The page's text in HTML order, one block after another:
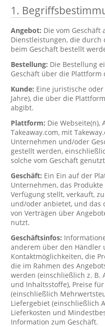
1.
Angebot: Die vom Geschäft
Dienstleistungen, die
beim Geschäft bestellt
Bestellung: Die Bestellung
Geschäft über die Plattform
Kunde: Eine juristische
Jahre), die über die
abgibt.
Plattform: Die Webseite(n),
Takeaway.com, mit
Unternehmen und/oder
gestellt werden,
solche vom Geschäft
Geschäft: Ein Ein auf der
Unternehmen, das
Verfügung stellt, verkauft,
und/oder anbietet, und das
von Verträgen über
nutzt.
Geschäftsinfos:
anderem über den Händler
Kontaktmöglichkeiten, die
die im Rahmen des
werden (einschließlich z. B.
und Inhaltsstoffe), Preise
(einschließlich
Liefergebiet (einschließlich
Lieferkosten und
Information zum Geschäft.